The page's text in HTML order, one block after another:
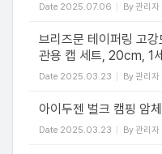
Date 2025.07.06 By관리자
브리즈문 테이퍼링 고
관용 캡 세트, 20cm, 1
Date 2025.03.23 By관리자
아이두젠 벌크 캠핑 암
Date 2025.03.23 By관리자